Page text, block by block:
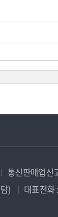
통신판매업신
)
대표전화